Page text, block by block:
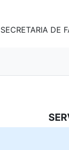
SECRETARIA DE